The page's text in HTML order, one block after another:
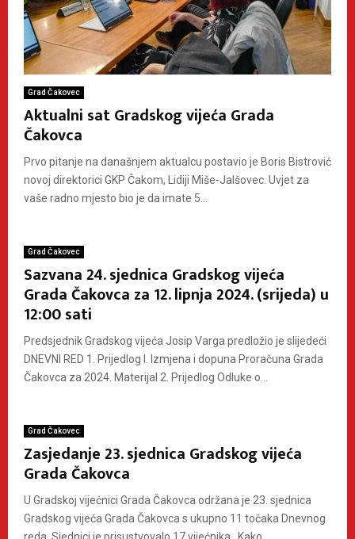
Grad Čakovec
Aktualni sat Gradskog vijeća Grada
Čakovca
Prvo pitanje na današnjem aktualcu postavio je Boris Bistrović
novoj direktorici GKP Čakom, Lidiji Miše-Jalšovec. Uvjet za
vaše radno mjesto bio je da imate 5...
Grad Čakovec
Sazvana 24. sjednica Gradskog vijeća
Grada Čakovca za 12. lipnja 2024. (srijeda) u
12:00 sati
Predsjednik Gradskog vijeća Josip Varga predložio je slijedeći
DNEVNI RED 1. Prijedlog I. Izmjena i dopuna Proračuna Grada
Čakovca za 2024. Materijal 2. Prijedlog Odluke o...
Grad Čakovec
Zasjedanje 23. sjednica Gradskog vijeća
Grada Čakovca
U Gradskoj vijećnici Grada Čakovca održana je 23. sjednica
Gradskog vijeća Grada Čakovca s ukupno 11 točaka Dnevnog